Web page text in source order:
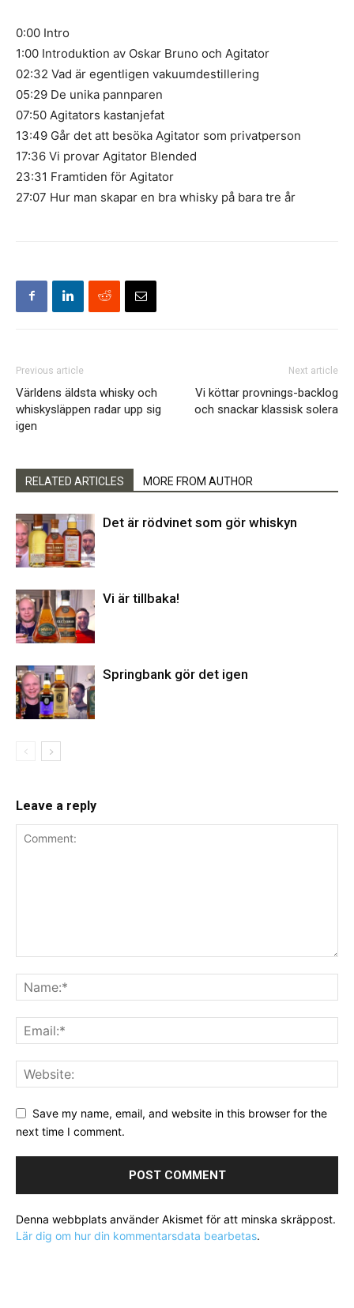
0:00 Intro
1:00 Introduktion av Oskar Bruno och Agitator
02:32 Vad är egentligen vakuumdestillering
05:29 De unika pannparen
07:50 Agitators kastanjefat
13:49 Går det att besöka Agitator som privatperson
17:36 Vi provar Agitator Blended
23:31 Framtiden för Agitator
27:07 Hur man skapar en bra whisky på bara tre år
Previous article
Världens äldsta whisky och
whiskysläppen radar upp sig
igen
Next article
Vi köttar provnings-backlog
och snackar klassisk solera
RELATED ARTICLES MORE FROM AUTHOR
Det är rödvinet som gör whiskyn
Vi är tillbaka!
Springbank gör det igen
Leave a reply
Save my name, email, and website in this browser for the
next time I comment.
Denna webbplats använder Akismet för att minska skräppost.
Lär dig om hur din kommentarsdata bearbetas.